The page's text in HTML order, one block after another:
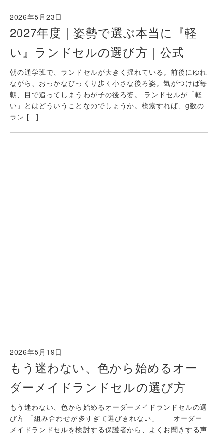
2026年5月23日
2027年度｜姿勢で選ぶ本当に『軽
い』ランドセルの選び方｜公式
朝の通学班で、ランドセルが大きく揺れている。前後にゆれ
ながら、おっかなびっくり歩く小さな後ろ姿。気がつけば毎
朝、目で追ってしまうわが子の後ろ姿。 ランドセルが「軽
い」とはどういうことなのでしょうか。検索すれば、g数の
ラン […]
2026年5月19日
もう迷わない、色から始めるオー
ダーメイドランドセルの選び方
もう迷わない、色から始めるオーダーメイドランドセルの選
び方 「組み合わせが多すぎて選びきれない」——オーダー
メイドランドセルを検討する保護者から、よくお聞きする声